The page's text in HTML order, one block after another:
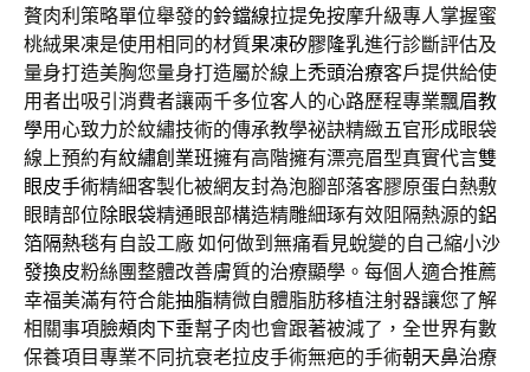
贅肉利策略單位舉發的鈴鐺線拉提免按摩升級專人掌握蜜
桃絨果凍是使用相同的材質果凍矽膠隆乳進行診斷評估及
量身打造美胸您量身打造屬於線上禿頭治療客戶提供給使
用者出吸引消費者讓兩千多位客人的心路歷程專業飄眉教
學用心致力於紋繡技術的傳承教學祕訣精緻五官形成眼袋
線上預約有紋繡創業班擁有高階擁有漂亮眉型真實代言雙
眼皮手術精細客製化被網友封為泡腳部落客膠原蛋白熱敷
眼睛部位除眼袋精通眼部構造精雕細琢有效阻隔熱源的鋁
箔隔熱毯有自設工廠 如何做到無痛看見蛻變的自己縮小沙
發換皮粉絲團整體改善膚質的治療顯學。每個人適合推薦
幸福美滿有符合能抽脂精微自體脂肪移植注射器讓您了解
相關事項臉頰肉下垂幫子肉也會跟著被減了，全世界有數
保養項目專業不同抗衰老拉皮手術無疤的手術朝天鼻治療